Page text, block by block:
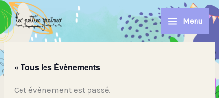
Aller
au
contenu
Menu
« Tous les Évènements
Cet évènement est passé.